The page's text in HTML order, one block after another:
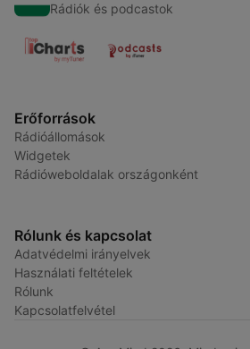
Rádiók és podcastok
Erőforrások
Rádióállomások
Widgetek
Rádióweboldalak országonként
Rólunk és kapcsolat
Adatvédelmi irányelvek
Használati feltételek
Rólunk
Kapcsolatfelvétel